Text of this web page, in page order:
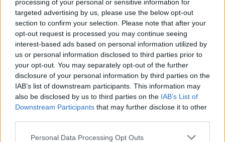
processing of your personal or sensitive information for
targeted advertising by us, please use the below opt-out
section to confirm your selection. Please note that after your
opt-out request is processed you may continue seeing
interest-based ads based on personal information utilized by
us or personal information disclosed to third parties prior to
your opt-out. You may separately opt-out of the further
disclosure of your personal information by third parties on the
IAB’s list of downstream participants. This information may
also be disclosed by us to third parties on the IAB’s List of
Downstream Participants that may further disclose it to other
Personal Data Processing Opt Outs
presidida pelo secretário de Estado do Vaticano,
cardeal Pietro Parolin.
A GNR tem cerca de 700 militares na operação de
segurança da peregrinação, operação que termina
no domingo.
Cerca de 350 pessoas e 90 viaturas integram o
dispositivo de proteção civil e socorro para a
peregrinação internacional ao Santuário de
Fátima, sendo que esta operação terminou às
18h00.